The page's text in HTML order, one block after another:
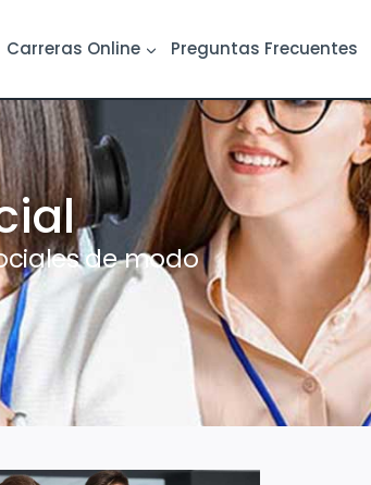
Carreras Online Preguntas Frecuentes
de modo